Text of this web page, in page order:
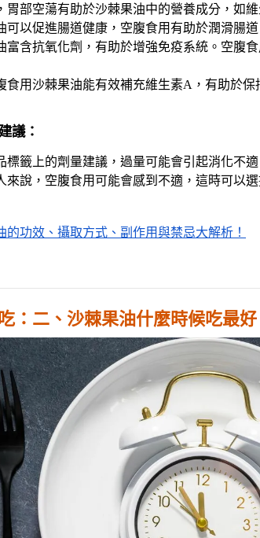
胃部空蕩有助於沙棘果油中的營養成分，如
可以促進腸道健康，空腹食用有助於潤滑腸
富含抗氧化劑，有助於增強免疫系統。空腹
食用沙棘果油能有效補充維生素A，有助於保
建議：
標籤上的劑量建議，過量可能會引起消化不適
來說，空腹食用可能會感到不適，這時可以選
的功效、攝取方式、副作用與禁忌大解析！
：二、沙棘果油什麼時候吃最好